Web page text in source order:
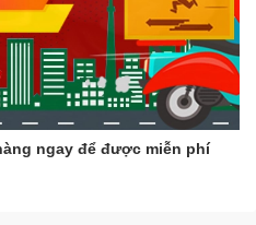
ngay để được miễn phí